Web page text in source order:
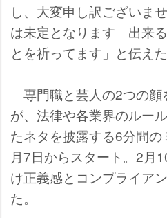
し、大変申し訳ございま
は未定となります 出来
とを祈ってます」と伝えた
専門職と芸人の2つの顔
が、法律や各業界のルー
たネタを披露する6分間
月7日からスタート。2月
け正義感とコンプライア
た。